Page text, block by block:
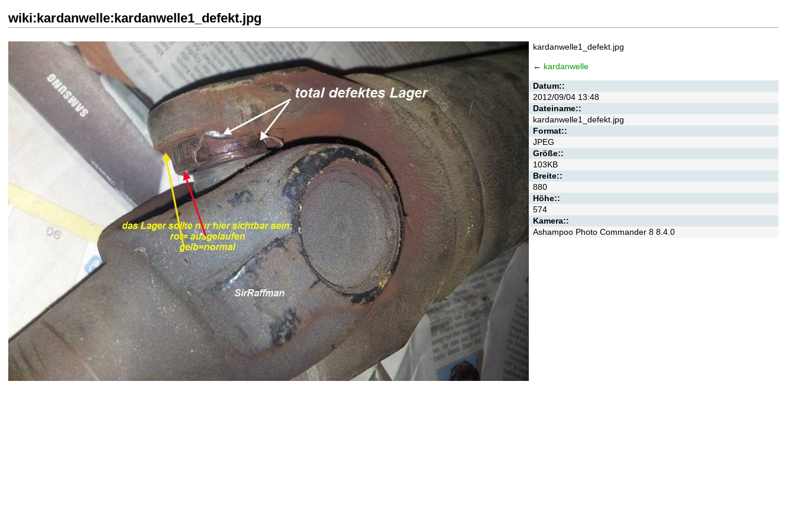
wiki:kardanwelle:kardanwelle1_defekt.jpg
kardanwelle1_defekt.jpg
← kardanwelle
Datum::
2012/09/04 13:48
Dateiname::
kardanwelle1_defekt.jpg
Format::
JPEG
Größe::
103KB
Breite::
880
Höhe::
574
Kamera::
Ashampoo Photo Commander 8 8.4.0